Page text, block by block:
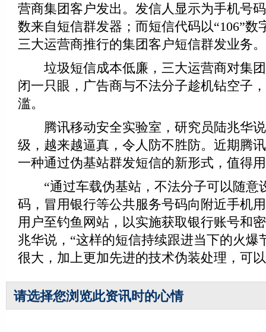
营商集团客户发出。发信人显示为手机号
数来自短信群发器；而短信代码以“106”数
三大运营商推行的集团客户短信群发业务。
垃圾短信成本低廉，三大运营商对集团
闭一只眼，广告商与不法分子趁机钻空子
滥。
腾讯移动安全实验室，研究员陆兆华说
级，越来越逼真，令人防不胜防。近期腾
一种通过伪基站群发短信的新形式，值得
“通过车载伪基站，不法分子可以随意
码，冒用银行等公共服务号码向附近手机
用户至钓鱼网站，以实施获取银行账号和
兆华说，“这样的短信持续跟进当下的火爆
很大，加上更加先进的技术伪装处理，可
请选择您浏览此资讯时的心情